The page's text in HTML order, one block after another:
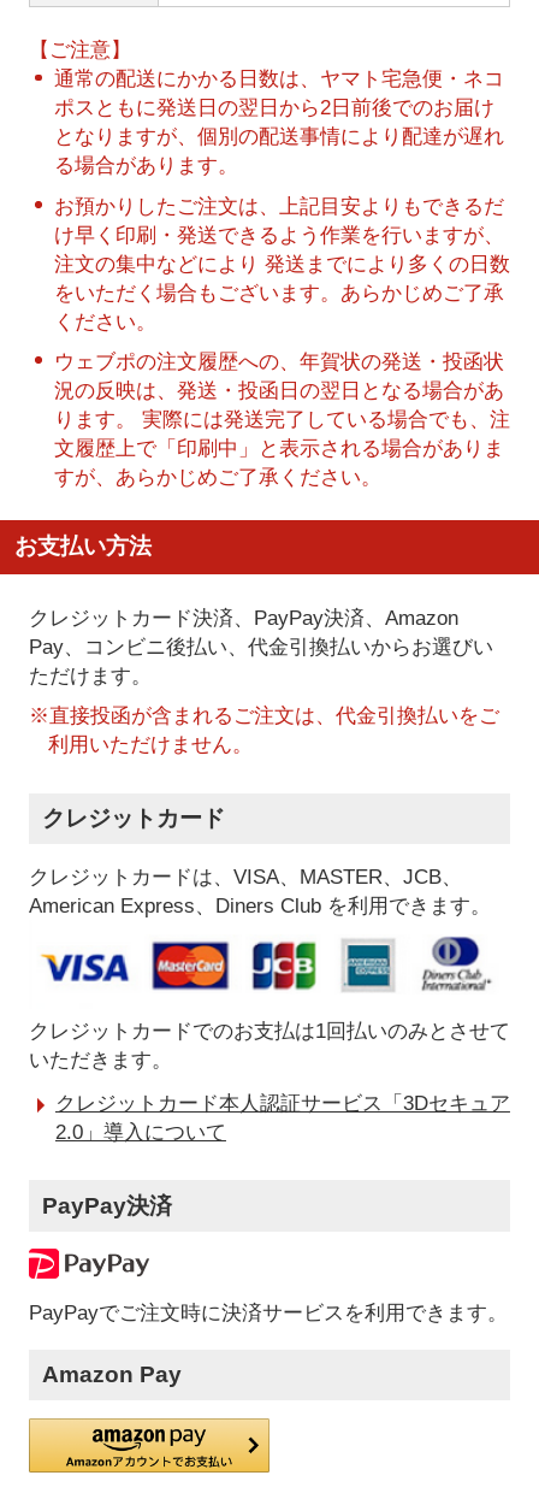
【ご注意】
通常の配送にかかる日数は、ヤマト宅急便・ネコ
ポスともに発送日の翌日から2日前後でのお届け
となりますが、個別の配送事情により配達が遅れ
る場合があります。
お預かりしたご注文は、上記目安よりもできるだ
け早く印刷・発送できるよう作業を行いますが、
注文の集中などにより 発送までにより多くの日数
をいただく場合もございます。あらかじめご了承
ください。
ウェブポの注文履歴への、年賀状の発送・投函状
況の反映は、発送・投函日の翌日となる場合があ
ります。 実際には発送完了している場合でも、注
文履歴上で「印刷中」と表示される場合がありま
すが、あらかじめご了承ください。
お支払い方法
クレジットカード決済、PayPay決済、Amazon
Pay、コンビニ後払い、代金引換払いからお選びい
ただけます。
※直接投函が含まれるご注文は、代金引換払いをご
利用いただけません。
クレジットカード
クレジットカードは、VISA、MASTER、JCB、
American Express、Diners Club を利用できます。
クレジットカードでのお支払は1回払いのみとさせて
いただきます。
クレジットカード本人認証サービス「3Dセキュア
2.0」導入について
PayPay決済
PayPayでご注文時に決済サービスを利用できます。
Amazon Pay